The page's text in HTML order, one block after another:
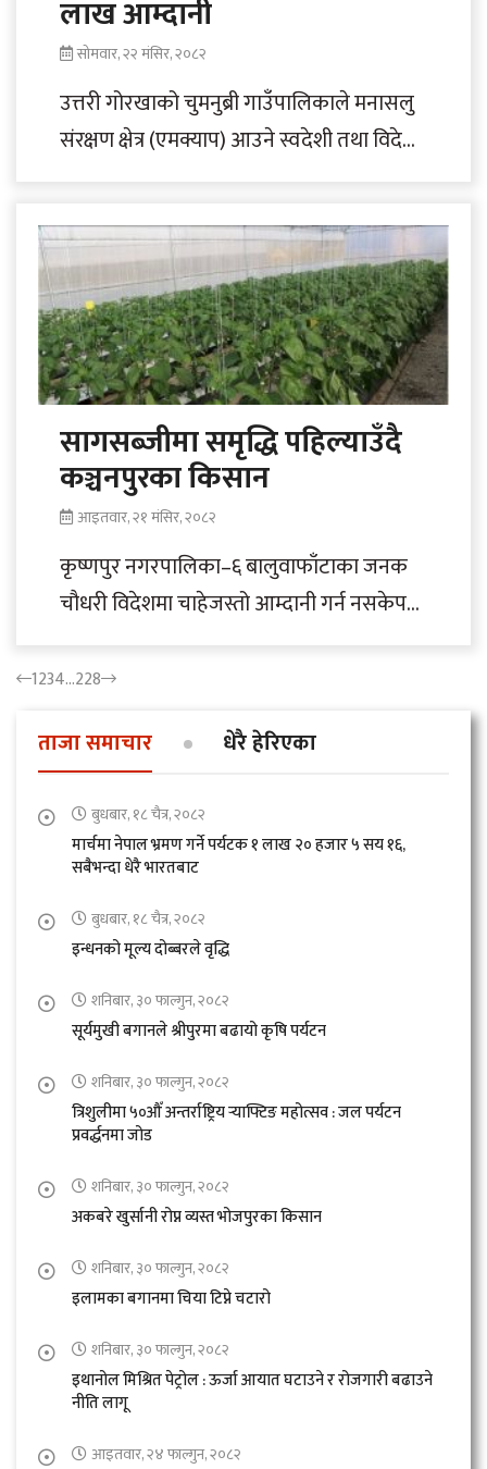
लाख आम्दानी
सोमवार, २२ मंसिर, २०८२
उत्तरी गोरखाको चुमनुब्री गाउँपालिकाले मनासलु
संरक्षण क्षेत्र (एमक्याप) आउने स्वदेशी तथा विदेशी
सागसब्जीमा समृद्धि पहिल्याउँदै
कञ्चनपुरका किसान
आइतवार, २१ मंसिर, २०८२
कृष्णपुर नगरपालिका–६ बालुवाफाँटाका जनक
चौधरी विदेशमा चाहेजस्तो आम्दानी गर्न नसकेपछि
“साउदीबाट रित्तो हात फर्किएको पीडाले..
1234…228
ताजा समाचार धेरै हेरिएका
बुधबार, १८ चैत्र, २०८२
मार्चमा नेपाल भ्रमण गर्ने पर्यटक १ लाख २० हजार ५ सय १६,
सबैभन्दा धेरै भारतबाट
बुधबार, १८ चैत्र, २०८२
इन्धनको मूल्य दोब्बरले वृद्धि
शनिबार, ३० फाल्गुन, २०८२
सूर्यमुखी बगानले श्रीपुरमा बढायो कृषि पर्यटन
शनिबार, ३० फाल्गुन, २०८२
त्रिशुलीमा ५०औँ अन्तर्राष्ट्रिय र्‍याफ्टिङ महोत्सव : जल पर्यटन
प्रवर्द्धनमा जोड
शनिबार, ३० फाल्गुन, २०८२
अकबरे खुर्सानी रोप्न व्यस्त भोजपुरका किसान
शनिबार, ३० फाल्गुन, २०८२
इलामका बगानमा चिया टिप्ने चटारो
शनिबार, ३० फाल्गुन, २०८२
इथानोल मिश्रित पेट्रोल : ऊर्जा आयात घटाउने र रोजगारी बढाउने
नीति लागू
आइतवार, २४ फाल्गुन, २०८२